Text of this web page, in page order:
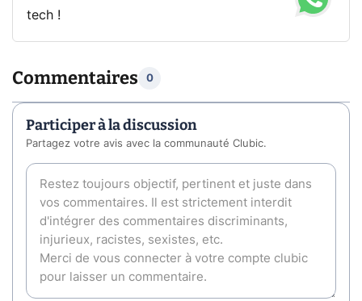
tech !
Commentaires 0
Participer à la discussion
Partagez votre avis avec la communauté Clubic.